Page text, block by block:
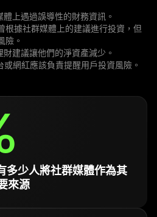
體上遇過誤導性的財務資訊。
根據社群媒體上的建議進行投資，但
險。
建議讓他們的淨資產減少。
或網紅應該負責提醒用戶投資風險。
多少人將社群媒體作為其
來源